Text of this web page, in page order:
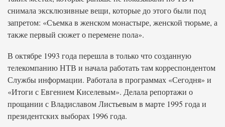
снимала эксклюзивные вещи, которые до этого были под
запретом: «Съемка в женском монастыре, женской тюрьме, а
также первый сюжет о перемене пола».
В октябре 1993 года перешла в только что созданную
телекомпанию НТВ и начала работать там корреспондентом
Службы информации. Работала в программах «Сегодня» и
«Итоги с Евгением Киселевым». Делала репортажи о
прощании с Владиславом Листьевым в марте 1995 года и
президентских выборах 1996 года.